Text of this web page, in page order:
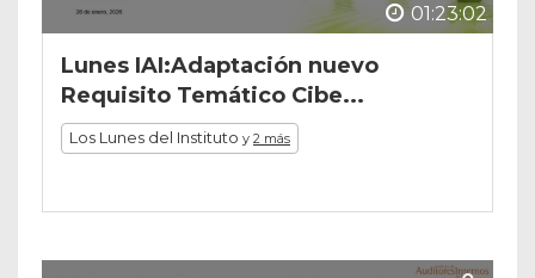
01:23:02
Lunes IAI:Adaptación nuevo
Requisito Temático Cibe...
Los Lunes del Instituto y 2 más